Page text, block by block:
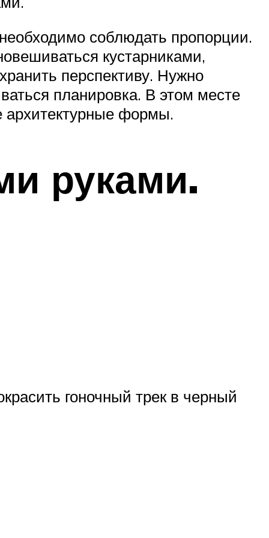
соблюдать пропорции.
кустарниками,
перспективу. Нужно
планировка. В этом месте
архитектурные формы.
руками.
гоночный трек в черный